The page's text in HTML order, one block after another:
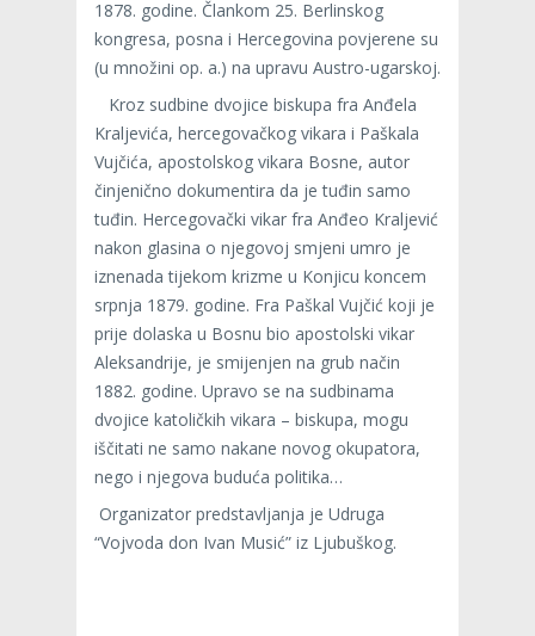
1878. godine. Člankom 25. Berlinskog
kongresa, posna i Hercegovina povjerene su
(u množini op. a.) na upravu Austro-ugarskoj.
Kroz sudbine dvojice biskupa fra Anđela
Kraljevića, hercegovačkog vikara i Paškala
Vujčića, apostolskog vikara Bosne, autor
činjenično dokumentira da je tuđin samo
tuđin. Hercegovački vikar fra Anđeo Kraljević
nakon glasina o njegovoj smjeni umro je
iznenada tijekom krizme u Konjicu koncem
srpnja 1879. godine. Fra Paškal Vujčić koji je
prije dolaska u Bosnu bio apostolski vikar
Aleksandrije, je smijenjen na grub način
1882. godine. Upravo se na sudbinama
dvojice katoličkih vikara – biskupa, mogu
iščitati ne samo nakane novog okupatora,
nego i njegova buduća politika…
Organizator predstavljanja je Udruga
“Vojvoda don Ivan Musić” iz Ljubuškog.